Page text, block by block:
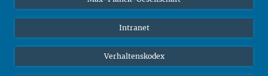
Schüler*innen
Öffentlichkeit
Alumnae | Alumni
Intranet
Verhaltenskodex